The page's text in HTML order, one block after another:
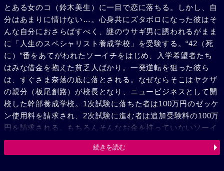
とある女のコ（鈴木美生）に一目で恋に落ちる。しかし、自
分はあまりに情けない…。心身共にズタボロになった彼はそ
んな自分におさらばすべく、謎のウサギ男に誘われるがまま
に「人生のスペシャリスト養成学校」を受験する。“42（死
に）”番をあてがわれたソーイチをはじめ、入学希望者たち
はみな借金を抱えた貧乏人ばかり。一発逆転を狙った彼ら
は、すぐさま奈落の底に落とされる。なぜならそこはヤクザ
の親分（板尾創路）が校長となり、ニュービジネスとして開
校した幹部養成学校。1次試験に落ちた者は100万円のゼッケ
ン使用料を請求され、2次試験に進む者は追加受験料の100万
円を請求される。もちろんそんなお金を持っていないソーイ
チは、その日から特別講習という名の下に、下っ端やくざと
してこき使われるのだった。逃げ出そうにも、1次試験合格
続きを読む